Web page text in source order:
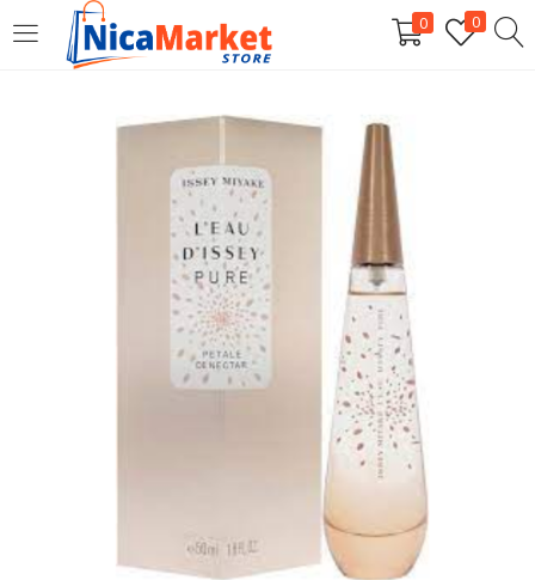
0 0
INICIAR SESIÓN
Introduzca su nombre de usuario y contraseña para iniciar
Por favor, introduce una respuesta en dígitos:
Iniciar Sesión